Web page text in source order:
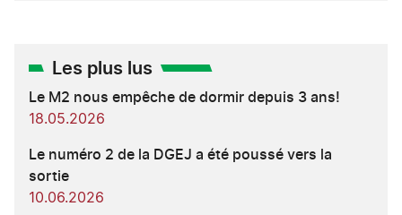
Les plus lus
Le M2 nous empêche de dormir depuis 3 ans!
18.05.2026
Le numéro 2 de la DGEJ a été poussé vers la
sortie
10.06.2026